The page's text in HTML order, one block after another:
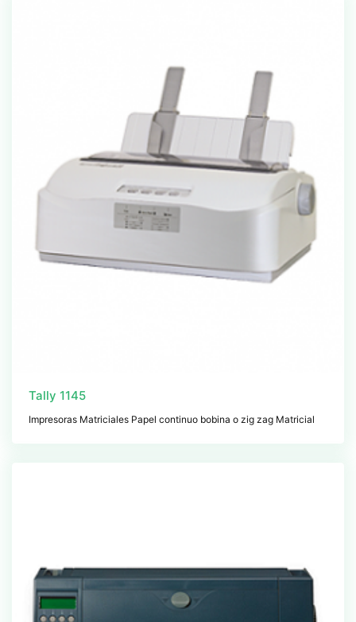
Tally 1145
Impresoras Matriciales Papel continuo bobina o zig zag Matricial